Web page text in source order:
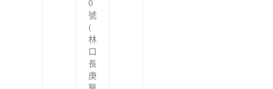
號
(
林
口
長
庚